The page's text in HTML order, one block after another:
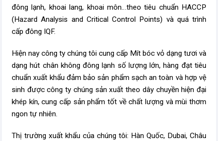
đông lạnh, khoai lang, khoai môn…theo tiêu chuẩn HACCP
(Hazard Analysis and Critical Control Points) và quá trình
cấp đông IQF.
Hiện nay công ty chúng tôi cung cấp Mít bóc vỏ dạng tươi và
dạng hút chân không đông lạnh số lượng lớn, hàng đạt tiêu
chuẩn xuất khẩu đảm bảo sản phẩm sạch an toàn và hợp vệ
sinh được công ty chúng sản xuất theo dây chuyền hiện đại
khép kín, cung cấp sản phẩm tốt về chất lượng và mùi thơm
ngon tự nhiên.
Thị trường xuất khẩu của chúng tôi: Hàn Quốc, Dubai, Châu